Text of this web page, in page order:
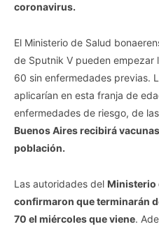
coronavirus.
El Ministerio de Salud
de Sputnik V pueden empezar
60 sin enfermedades previas.
aplicarían en esta franja de
enfermedades de riesgo, de
Buenos Aires recibirá
población.
Las autoridades del Ministerio
confirmaron que terminarán
70 el miércoles que viene.